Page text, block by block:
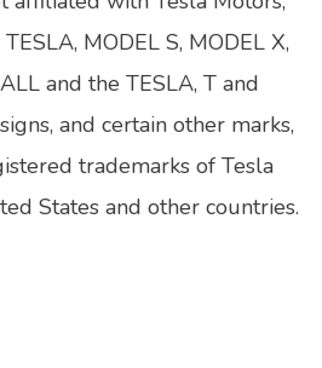
MODEL S, MODEL X,
and the TESLA, T and
and certain other marks,
trademarks of Tesla
States and other countries.